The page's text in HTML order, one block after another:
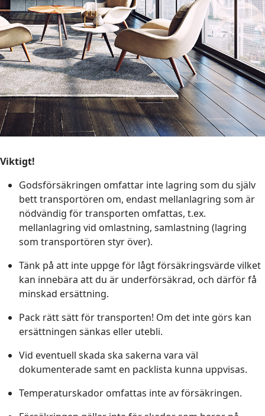
Viktigt!
Godsförsäkringen omfattar inte lagring som du själv
bett transportören om, endast mellanlagring som är
nödvändig för transporten omfattas, t.ex.
mellanlagring vid omlastning, samlastning (lagring
som transportören styr över).
Tänk på att inte uppge för lågt försäkringsvärde vilket
kan innebära att du är underförsäkrad, och därför få
minskad ersättning.
Pack rätt sätt för transporten! Om det inte görs kan
ersättningen sänkas eller utebli.
Vid eventuell skada ska sakerna vara väl
dokumenterade samt en packlista kunna uppvisas.
Temperaturskador omfattas inte av försäkringen.